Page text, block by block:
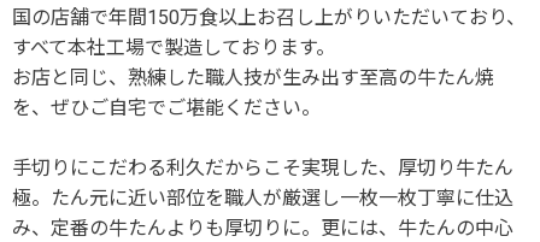
国の店舗で年間150万食以上お召し上がりいただいており、
すべて本社工場で製造しております。
お店と同じ、熟練した職人技が生み出す至高の牛たん焼
を、ぜひご自宅でご堪能ください。
手切りにこだわる利久だからこそ実現した、厚切り牛たん
極。たん元に近い部位を職人が厳選し一枚一枚丁寧に仕込
み、定番の牛たんよりも厚切りに。更には、牛たんの中心